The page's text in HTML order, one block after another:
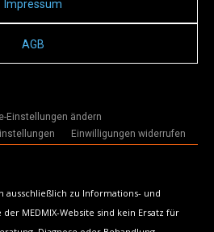
Impressum
AGB
Einstellungen ändern
Einwilligungen widerrufen
ausschließlich zu Informations- und
MEDMIX-Website sind kein Ersatz für